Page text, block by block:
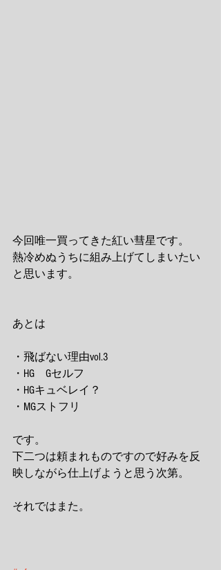
今回唯一買ってきた紅い彗星です。
熱冷めぬうちに組み上げてしまいたい
と思います。
あとは
・飛ばない理由vol.3
・HG　Gセルフ
・HGキュベレイ？
・MGストフリ
です。
下二つは頼まれものですので好みを反
映しながら仕上げようと思う次第。
それではまた。